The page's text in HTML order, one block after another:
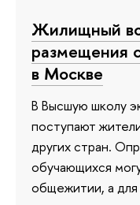
Жилищный
в Москве
В Высшую школу
поступают
других стран.
обучающихся
общежитии, а